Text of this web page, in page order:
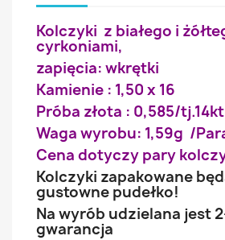
Kolczyki z białego i
cyrkoniami,
zapięcia: wkrętki
Kamienie : 1,50 x 16
Próba złota : 0,585/tj.14kt
Waga wyrobu: 1,59g /
Cena dotyczy pary
Kolczyki zapakowane
gustowne pudełko!
Na wyrób udzielana jest
gwarancja